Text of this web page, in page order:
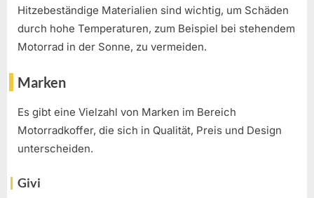
Hitzebeständige Materialien sind wichtig, um Schäden
durch hohe Temperaturen, zum Beispiel bei stehendem
Motorrad in der Sonne, zu vermeiden.
Marken
Es gibt eine Vielzahl von Marken im Bereich
Motorradkoffer, die sich in Qualität, Preis und Design
unterscheiden.
Givi